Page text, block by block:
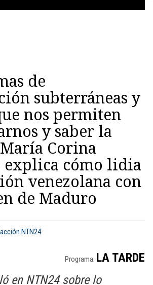
de
subterráneas y
nos permiten
y saber la
Corina
explica cómo lidia
venezolana con
de Maduro
NTN24
Programa: LA TARDE
en NTN24 sobre lo